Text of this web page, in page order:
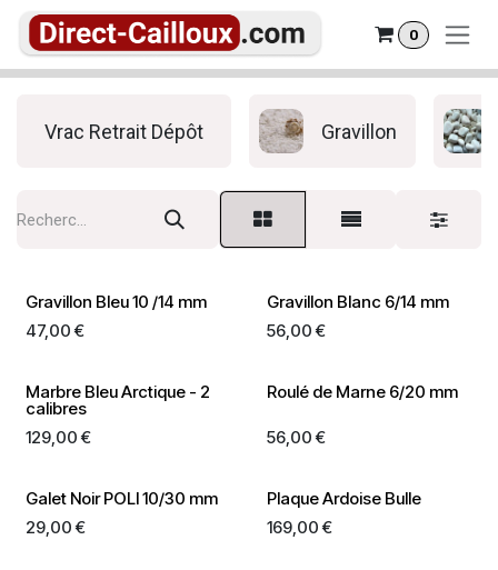
Se rendre au contenu
0
Vrac Retrait Dépôt Gravillon
Gravillon Bleu 10 /14 mm
47,00€
Gravillon Blanc 6/14 mm
56,00€
Marbre Bleu Arctique - 2
calibres
129,00€
Roulé de Marne 6/20 mm
56,00€
Galet Noir POLI 10/30 mm
29,00€
Plaque Ardoise Bulle
169,00€